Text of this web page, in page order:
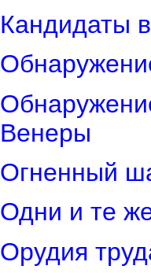
Кандидаты
Венеры
Огненный
Одни и те
Орудия